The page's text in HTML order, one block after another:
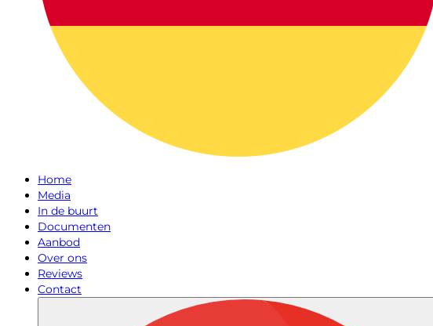
Home
Media
In de buurt
Documenten
Aanbod
Over ons
Reviews
Contact